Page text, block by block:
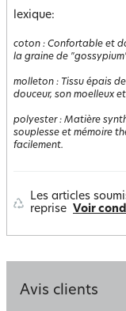
lexique:
coton : Confortable et
la graine de
molleton : Tissu épais
douceur, son moelleux
polyester: Matière
souplesse et mémoire
facilement.
Les articles
reprise Voir
Avis clients